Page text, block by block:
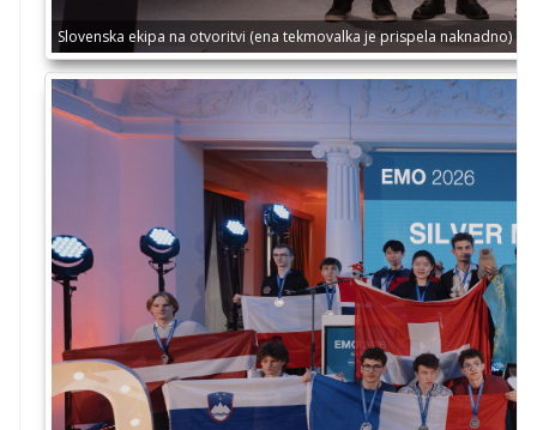
Slovenska ekipa na otvoritvi (ena tekmovalka je prispela naknadno)